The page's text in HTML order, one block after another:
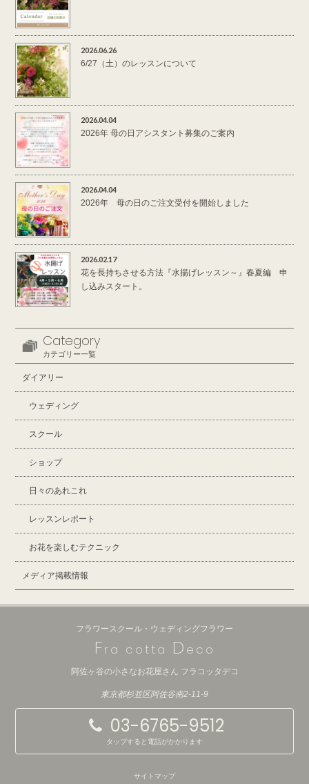
2026.06.26
6/27（土）のレッスンについて
2026.04.04
2026年 母の日アシスタント募集のご案内
2026.04.04
2026年 母の日のご注文受付を開始しました
2026.02.17
花を長持ちさせる方法『水揚げレッスン～』春夏編 申
し込みスタート。
Category
カテゴリー一覧
ダイアリー
ウェディング
スクール
ショップ
日々のあれこれ
レッスンレポート
お花を楽しむテクニック
メディア掲載情報
フラワースクール・ウェディングフラワー
Fra cotta D eco
阿佐ヶ谷の小さなお花屋さん フラコッタデコ
東京都杉並区阿佐谷南2-11-9
03-6765-9512
タップすると電話がかかります
サイトマップ